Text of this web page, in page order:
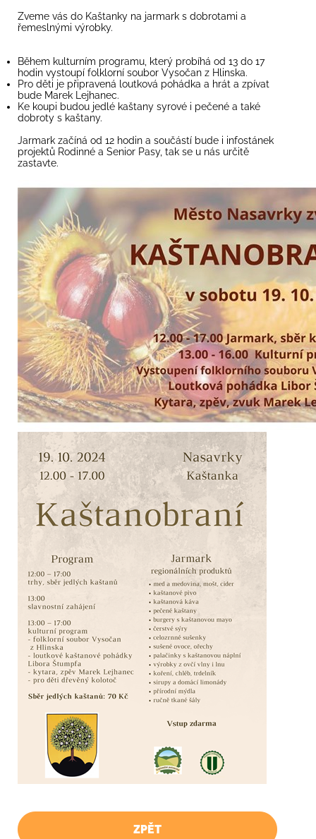
Zveme vás do Kaštanky na jarmark s dobrotami a
řemeslnými výrobky.
Během kulturním programu, který probíhá od 13 do 17
hodin vystoupí folklorní soubor Vysočan z Hlinska.
Pro děti je připravená loutková pohádka a hrát a zpívat
bude Marek Lejhanec.
Ke koupi budou jedlé kaštany syrové i pečené a také
dobroty s kaštany.
Jarmark začíná od 12 hodin a součástí bude i infostánek
projektů Rodinné a Senior Pasy, tak se u nás určitě
zastavte.
ZPĚT